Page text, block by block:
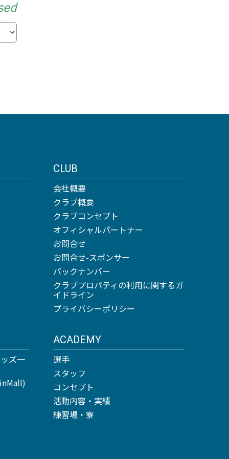
ズ一
ACADEMY
選手
スタッフ
コンセプト
活動内容・実績
練習場・寮
CLUB
会社概要
クラブ概要
クラブコンセプト
オフィシャルパートナー
お問合せ
お問合せ-スポンサー
バックナンバー
クラブプロパティの利用に関するガ
イドライン
プライバシーポリシー